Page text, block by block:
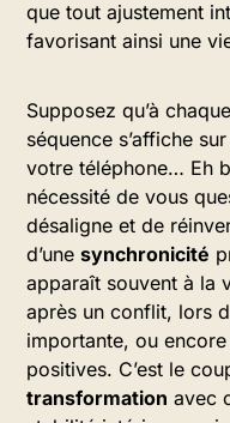
que tout ajustement
favorisant ainsi une
Supposez qu’à
séquence s’affiche
votre téléphone… Eh
nécessité de vous
désaligne et de
d’une synchronicité
apparaît souvent à la
après un conflit, lors
importante, ou encore
positives. C’est le
transformation avec